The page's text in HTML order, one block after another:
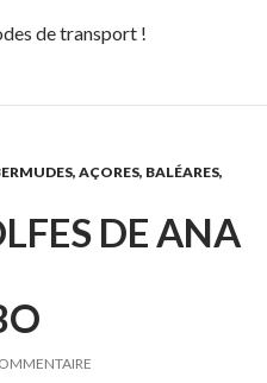
de transport !
AÇORES, BALÉARES,
DE ANA